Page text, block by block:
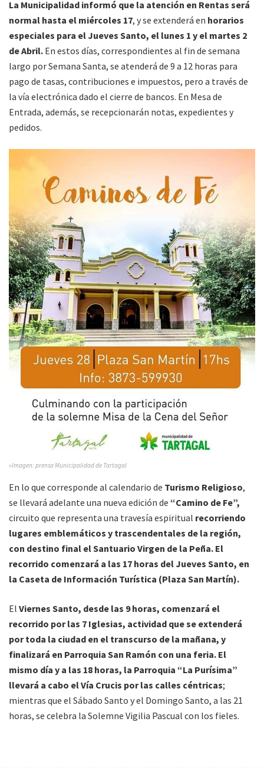
La Municipalidad informó que la atención en Rentas será
normal hasta el miércoles 17, y se extenderá en horarios
especiales para el Jueves Santo, el lunes 1 y el martes 2
de Abril. En estos días, correspondientes al fin de semana
largo por Semana Santa, se atenderá de 9 a 12 horas para
pago de tasas, contribuciones e impuestos, pero a través de
la vía electrónica dado el cierre de bancos. En Mesa de
Entrada, además, se recepcionarán notas, expedientes y
pedidos.
»Imagen: prensa Municipalidad de Tartagal
En lo que corresponde al calendario de Turismo Religioso,
se llevará adelante una nueva edición de “Camino de Fe”,
circuito que representa una travesía espiritual recorriendo
lugares emblemáticos y trascendentales de la región,
con destino final el Santuario Virgen de la Peña. El
recorrido comenzará a las 17 horas del Jueves Santo, en
la Caseta de Información Turística (Plaza San Martín).
El Viernes Santo, desde las 9 horas, comenzará el
recorrido por las 7 Iglesias, actividad que se extenderá
por toda la ciudad en el transcurso de la mañana, y
finalizará en Parroquia San Ramón con una feria. El
mismo día y a las 18 horas, la Parroquia “La Purísima”
llevará a cabo el Vía Crucis por las calles céntricas;
mientras que el Sábado Santo y el Domingo Santo, a las 21
horas, se celebra la Solemne Vigilia Pascual con los fieles.